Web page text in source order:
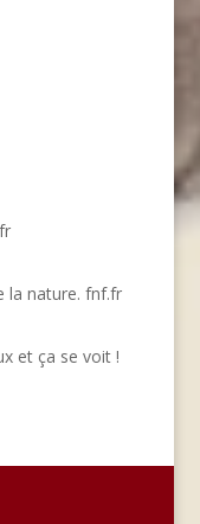
la nature. fnf.fr
et ça se voit !